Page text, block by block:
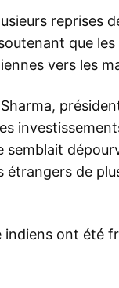
reprises
que
vers les
semblait
étrangers de
indiens ont été